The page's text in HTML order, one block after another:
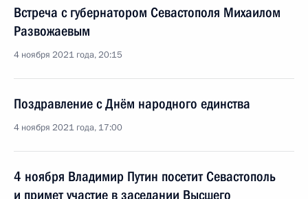
Встреча с губернатором Севастополя Михаилом
Развожаевым
4 ноября 2021 года, 20:15
Поздравление с Днём народного единства
4 ноября 2021 года, 17:00
4 ноября Владимир Путин посетит Севастополь
и примет участие в заседании Высшего